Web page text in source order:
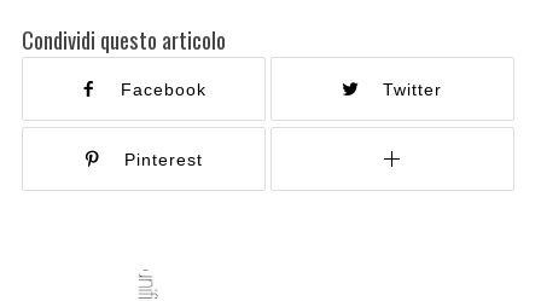
Condividi questo articolo
Facebook Twitter
Pinterest